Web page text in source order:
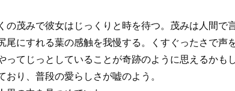
茂みで彼女はじっくりと時を待つ。茂みは人間で
にすれる葉の感触を我慢する。くすぐったさで声
てじっとしていることが奇跡のように思えるかも
り、普段の愛らしさが嘘のよう。